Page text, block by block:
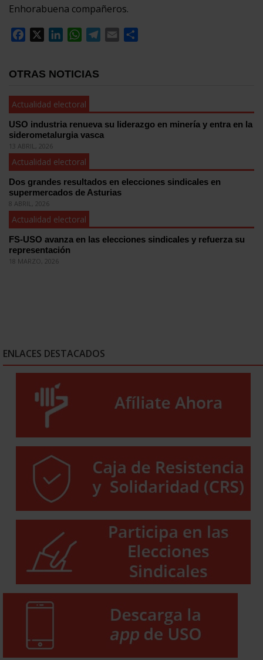
Enhorabuena compañeros.
Facebook
LinkedInWhatsApp
Telegram
Email
OTRAS NOTICIAS
Actualidad electoral
USO industria renueva su liderazgo en minería y entra en la
siderometalurgia vasca
13 ABRIL, 2026
Actualidad electoral
Dos grandes resultados en elecciones sindicales en
supermercados de Asturias
8 ABRIL, 2026
Actualidad electoral
FS-USO avanza en las elecciones sindicales y refuerza su
representación
18 MARZO, 2026
ENLACES DESTACADOS